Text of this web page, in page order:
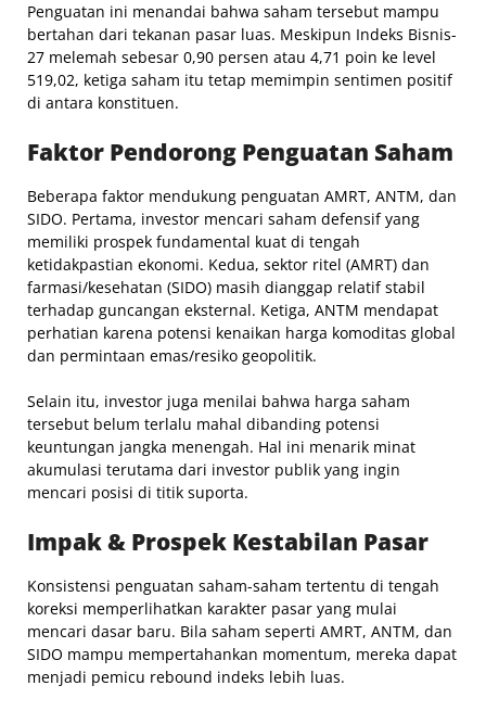
Penguatan ini menandai bahwa saham tersebut mampu
bertahan dari tekanan pasar luas. Meskipun Indeks Bisnis-
27 melemah sebesar 0,90 persen atau 4,71 poin ke level
519,02, ketiga saham itu tetap memimpin sentimen positif
di antara konstituen.
Faktor Pendorong Penguatan Saham
Beberapa faktor mendukung penguatan AMRT, ANTM, dan
SIDO. Pertama, investor mencari saham defensif yang
memiliki prospek fundamental kuat di tengah
ketidakpastian ekonomi. Kedua, sektor ritel (AMRT) dan
farmasi/kesehatan (SIDO) masih dianggap relatif stabil
terhadap guncangan eksternal. Ketiga, ANTM mendapat
perhatian karena potensi kenaikan harga komoditas global
dan permintaan emas/resiko geopolitik.
Selain itu, investor juga menilai bahwa harga saham
tersebut belum terlalu mahal dibanding potensi
keuntungan jangka menengah. Hal ini menarik minat
akumulasi terutama dari investor publik yang ingin
mencari posisi di titik suporta.
Impak & Prospek Kestabilan Pasar
Konsistensi penguatan saham-saham tertentu di tengah
koreksi memperlihatkan karakter pasar yang mulai
mencari dasar baru. Bila saham seperti AMRT, ANTM, dan
SIDO mampu mempertahankan momentum, mereka dapat
menjadi pemicu rebound indeks lebih luas.